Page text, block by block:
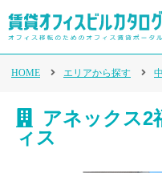
HOME エリアから探す
アネックス2
ィス